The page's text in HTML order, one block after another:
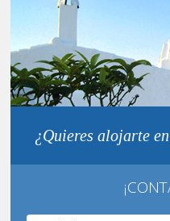
¿Quieres alojarte